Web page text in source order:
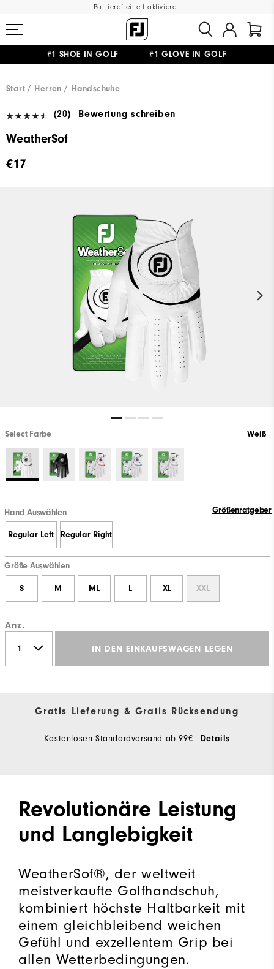
Barrierefreiheit aktivieren
#1 SHOE IN GOLF #1 GLOVE IN GOLF
Start
Herren Handschuhe
(20) Bewertung schreiben
WeatherSof
€17
Select Farbe Weiß
Hand Auswählen Größenratgeber
Regular Left Regular Right
Größe Auswählen
S M ML L XL XXL
Anz.
IN DEN EINKAUFSWAGEN LEGEN
Gratis Lieferung & Gratis Rücksendung
Kostenlosen Standardversand ab 99€ Details
Revolutionäre Leistung
und Langlebigkeit
WeatherSof®, der weltweit
meistverkaufte Golfhandschuh,
kombiniert höchste Haltbarkeit mit
einem gleichbleibend weichen
Gefühl und exzellentem Grip bei
allen Wetterbedingungen.